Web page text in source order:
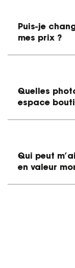
Puis-je
mes prix ?
Quelles
espace
Qui peut
en valeur